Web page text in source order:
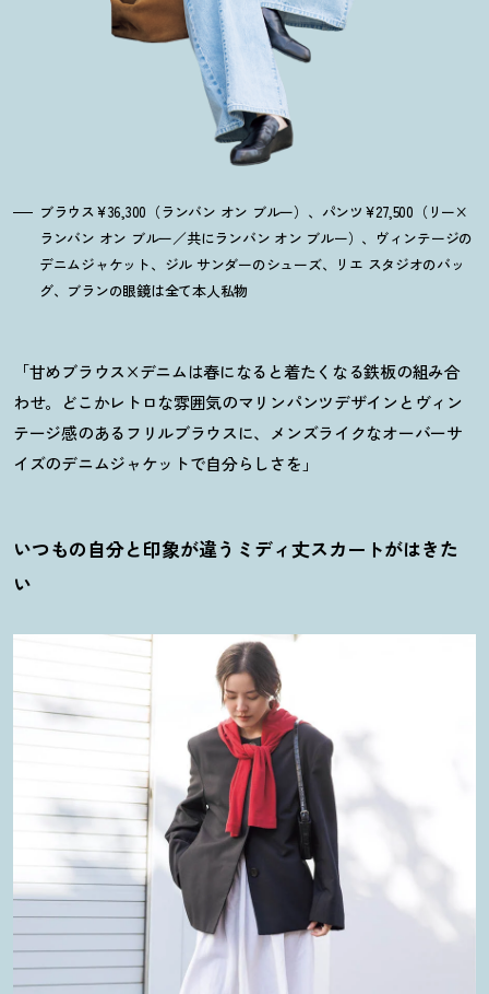
ブラウス¥36,300（ランバン オン ブルー）、パンツ¥27,500（リー×
ランバン オン ブルー／共にランバン オン ブルー）、ヴィンテージの
デニムジャケット、ジル サンダーのシューズ、リエ スタジオのバッ
グ、ブランの眼鏡は全て本人私物
「甘めブラウス×デニムは春になると着たくなる鉄板の組み合
わせ。どこかレトロな雰囲気のマリンパンツデザインとヴィン
テージ感のあるフリルブラウスに、メンズライクなオーバーサ
イズのデニムジャケットで自分らしさを」
いつもの自分と印象が違うミディ丈スカートがはきた
い